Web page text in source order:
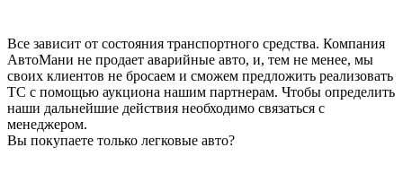
Все зависит от состояния транспортного средства. Компания
АвтоМани не продает аварийные авто, и, тем не менее, мы
своих клиентов не бросаем и сможем предложить реализовать
ТС с помощью аукциона нашим партнерам. Чтобы определить
наши дальнейшие действия необходимо связаться с
менеджером.
Вы покупаете только легковые авто?